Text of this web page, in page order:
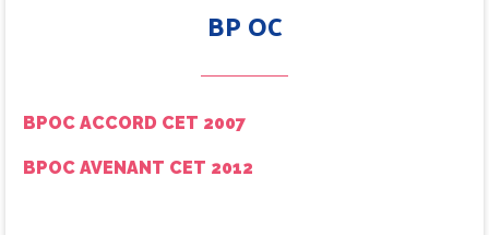
BP OC
BPOC ACCORD CET 2007
BPOC AVENANT CET 2012